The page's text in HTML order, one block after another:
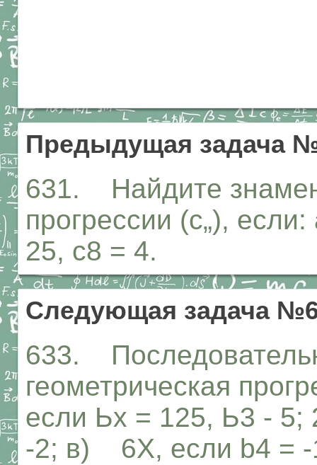
Предыдущая задача
631. Найдите
прогрессии (с„),
25, с8 = 4.
Следующая задача
633.
геометрическая
если Ьх = 125, Ь3 -
-2; в) 6Х, если b4 = -